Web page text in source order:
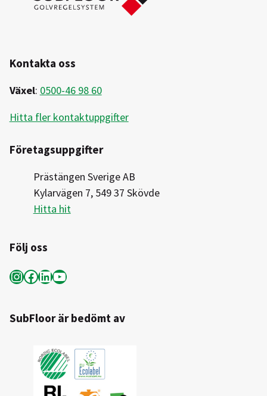
Kontakta oss
Växel: 0500-46 98 60
Hitta fler kontaktuppgifter
Företagsuppgifter
Prästängen Sverige AB
Kylarvägen 7, 549 37 Skövde
Hitta hit
Följ oss
InstagramFacebook LinkedIn YouTube
SubFloor är bedömt av